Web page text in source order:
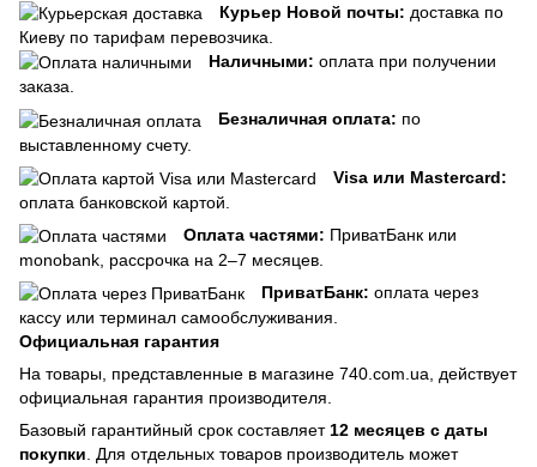
Курьер Новой почты: доставка по
Киеву по тарифам перевозчика.
Наличными: оплата при получении
заказа.
Безналичная оплата: по
выставленному счету.
Visa или Mastercard:
оплата банковской картой.
Оплата частями: ПриватБанк или
monobank, рассрочка на 2–7 месяцев.
ПриватБанк: оплата через
кассу или терминал самообслуживания.
Официальная гарантия
На товары, представленные в магазине 740.com.ua, действует
официальная гарантия производителя.
Базовый гарантийный срок составляет12 месяцев с даты
покупки. Для отдельных товаров производитель может